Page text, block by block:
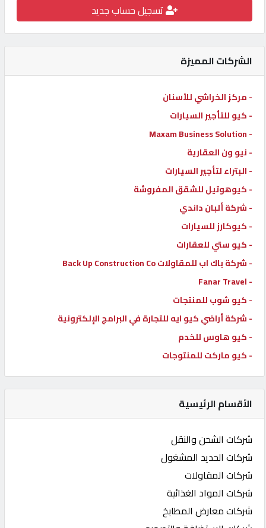
كارز
كيو
ماركت
الدليل
القطري
POWERED
QHOST
تسجيل حساب جديد
الشركات المميزة
- مركز الخراشي للأسنان
- كيو للتأجير السيارات
- Maxam Business Solution
- نيو ون العقارية
- البتراء لتأجير السيارات
- كيوهوتيل للشقق المفروشة
- شركة ألبان داندي
- كيوكارز للسيارات
- كيو ستي للعقارات
- شركة باك اب للمقاولات Back Up Construction Co
- Fanar Travel
- كيو شوب للمنتجات
- شركة أراضي كيو ايه للتجارة في البرامج الإلكترونية
- كيو هاوس للخدم
- كيو ماركت للمنتوجات
الأقسام الرئيسية
شركات الشحن والنقل
شركات الحديد المشغول
شركات المقاولات
شركات المواد الغذائية
شركات معارض المطابخ